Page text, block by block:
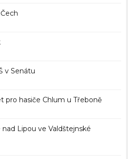
v Senátu
pro hasiče Chlum u Třeboně
Lipou ve Valdštejnské